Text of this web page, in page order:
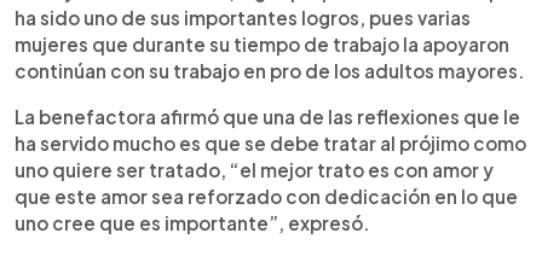
ha sido uno de sus importantes logros, pues varias
mujeres que durante su tiempo de trabajo la apoyaron
continúan con su trabajo en pro de los adultos mayores.
La benefactora afirmó que una de las reflexiones que le
ha servido mucho es que se debe tratar al prójimo como
uno quiere ser tratado, “el mejor trato es con amor y
que este amor sea reforzado con dedicación en lo que
uno cree que es importante”, expresó.